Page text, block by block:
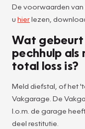
De voorwaarden van
u hierlezen,
Wat
pechhulp
total loss is?
Meld diefstal, of het
Vakgarage. De
I.o.m. de garage
deel restitutie.